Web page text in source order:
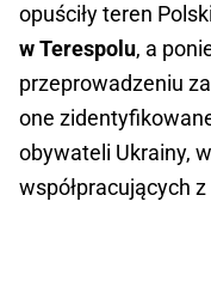
opuściły teren Polski
w Terespolu, a
przeprowadzeniu
one
obywateli Ukrainy,
współpracujących